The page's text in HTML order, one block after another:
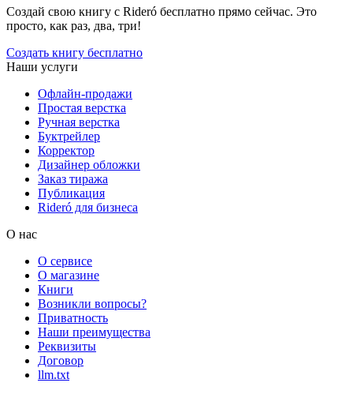
Создай свою книгу с Rideró бесплатно прямо сейчас. Это
просто, как раз, два, три!
Создать книгу бесплатно
Наши услуги
Офлайн-продажи
Простая верстка
Ручная верстка
Буктрейлер
Корректор
Дизайнер обложки
Заказ тиража
Публикация
Rideró для бизнеса
О нас
О сервисе
О магазине
Книги
Возникли вопросы?
Приватность
Наши преимущества
Реквизиты
Договор
llm.txt